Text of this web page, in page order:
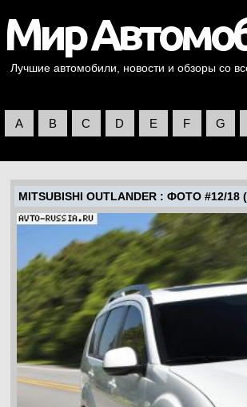
Лучшие автомобили, новости и обзоры со
A B C D E F G
MITSUBISHI OUTLANDER : ФОТО #12/18